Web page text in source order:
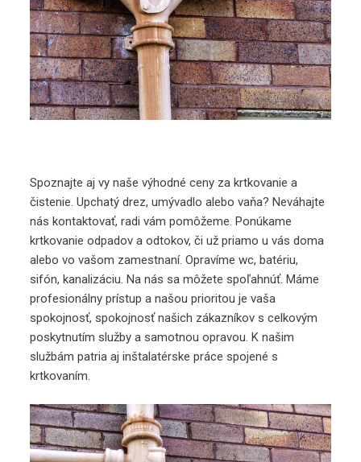
Spoznajte aj vy naše výhodné ceny za krtkovanie a
čistenie. Upchatý drez, umývadlo alebo vaňa? Neváhajte
nás kontaktovať, radi vám pomôžeme. Ponúkame
krtkovanie odpadov a odtokov, či už priamo u vás doma
alebo vo vašom zamestnaní. Opravíme wc, batériu,
sifón, kanalizáciu. Na nás sa môžete spoľahnúť. Máme
profesionálny prístup a našou prioritou je vaša
spokojnosť, spokojnosť našich zákazníkov s celkovým
poskytnutím služby a samotnou opravou. K našim
službám patria aj inštalatérske práce spojené s
krtkovaním.